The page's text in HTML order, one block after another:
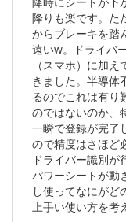
降りも楽です。た
からブレーキを踏
遠いw。ドライバ
（スマホ）に加
きました。半導体
るのでこれは有り
のではないのか、
一瞬で登録が完了
ので精度はさほど
ドライバー識別が
パワーシートが動
し使ってなにがど
上手い使い方を考